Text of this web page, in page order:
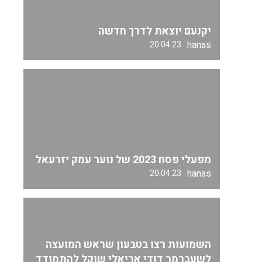
יקנעם יוצאת לדרך חדשה
hanas
20.04.23
מפעלי פסח 2023 של נוער עמק יזרעאל
hanas
20.04.23
השמועות רצו בטבעון שראש המועצה